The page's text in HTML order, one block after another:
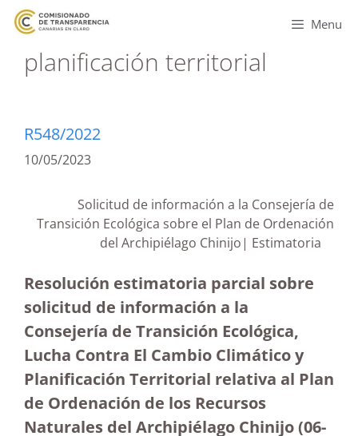
Menu
planificación territorial
R548/2022
10/05/2023
Solicitud de información a la Consejería de
Transición Ecológica sobre el Plan de Ordenación
del Archipiélago Chinijo| Estimatoria
Resolución estimatoria parcial sobre
solicitud de información a la
Consejería de Transición Ecológica,
Lucha Contra El Cambio Climático y
Planificación Territorial relativa al Plan
de Ordenación de los Recursos
Naturales del Archipiélago Chinijo(06-